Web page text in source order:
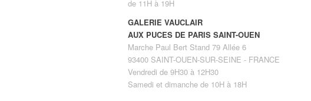
de 11H à 19H
GALERIE VAUCLAIR
AUX PUCES DE PARIS SAINT-OUEN
Marche Paul Bert Stand 79 Allée 6
93400 SAINT-OUEN-SUR-SEINE - FRANCE
Vendredi de 9H30 à 12H30
Samedi et dimanche de 10H à 18H